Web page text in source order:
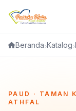
Beranda Katalog
PAUD · TAMAN
ATHFAL